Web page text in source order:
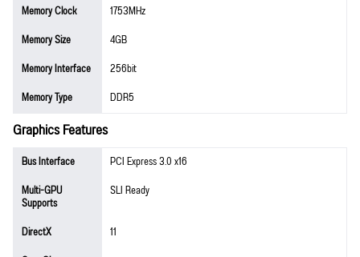
Memory Clock
1753MHz
Memory Size
4GB
Memory Interface
256bit
Memory Type
DDR5
Graphics Features
Bus Interface
PCI Express 3.0 x16
Multi-GPU
Supports
SLI Ready
DirectX
11